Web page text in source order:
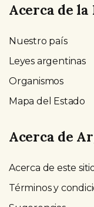
Acerca de
Nuestro país
Leyes argentinas
Organismos
Mapa del Estado
Acerca de
Acerca de este
Términos y